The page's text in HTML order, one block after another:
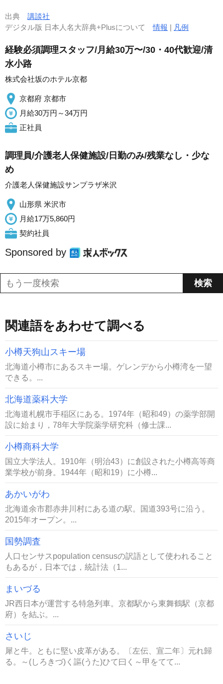
出典 講談社
デジタル版 日本人名大辞典+Plusについて情報 | 凡例
経験必須調理スタッフ/月給30万〜/30・40代歓迎/清
水小路
株式会社坂のホテル京都
京都府 京都市
月給30万円～34万円
正社員
調理員/介護老人保健施設/日勤のみ/残業なし・少な
め
介護老人保健施設サンプラザ米沢
山形県 米沢市
月給17万5,860円
契約社員
Sponsored by
関連語をあわせて調べる
小樽天狗山スキー場
北海道小樽市にあるスキー場。ゲレンデから小樽湾を一望
できる。...
北海道薬科大学
北海道札幌市手稲区にある。1974年（昭和49）の薬学部開
設に始まり，78年大学院薬学研究科（修士課...
小樽商科大学
国立大学法人。1910年（明治43）に創設された小樽高等商
業学校が前身。1944年（昭和19）に小樽...
あかいがわ
北海道余市郡赤井川村にある道の駅。国道393号に沿う。
2015年オープン。...
国勢調査
人口センサスpopulation censusの訳語として使われること
もあるが，日本では，統計法（1...
まいづる
JR西日本が運営する特急列車。京都駅から東舞鶴駅（京都
府）を結ぶ。...
さいじ
犀と牛。ともに堅い皮革がある。〔左伝、宣二年〕元れ歸
る。～(しろきづ)く謳(うた)ひて曰く～甲をてて...